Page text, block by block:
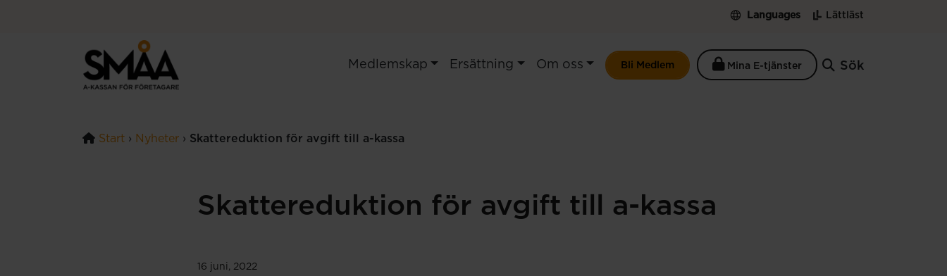
Languages Lättläst
Medlemskap Ersättning Om oss Bli Medlem Mina E-tjänster Sök
Start › Nyheter › Skattereduktion för avgift till a-kassa
Skattereduktion för avgift till a-kassa
16 juni, 2022